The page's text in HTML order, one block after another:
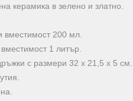
керамика в зелено и златно.
200 мл.
1 литър.
с размери 32 х 21,5 х 5 см.